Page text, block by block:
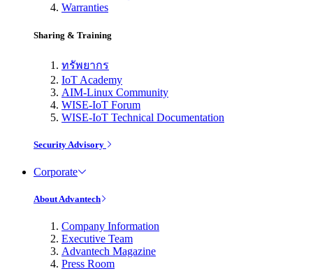
Warranties
Sharing & Training
ทรัพยากร
IoT Academy
AIM-Linux Community
WISE-IoT Forum
WISE-IoT Technical Documentation
Security Advisory
Corporate
About Advantech
Company Information
Executive Team
Advantech Magazine
Press Room